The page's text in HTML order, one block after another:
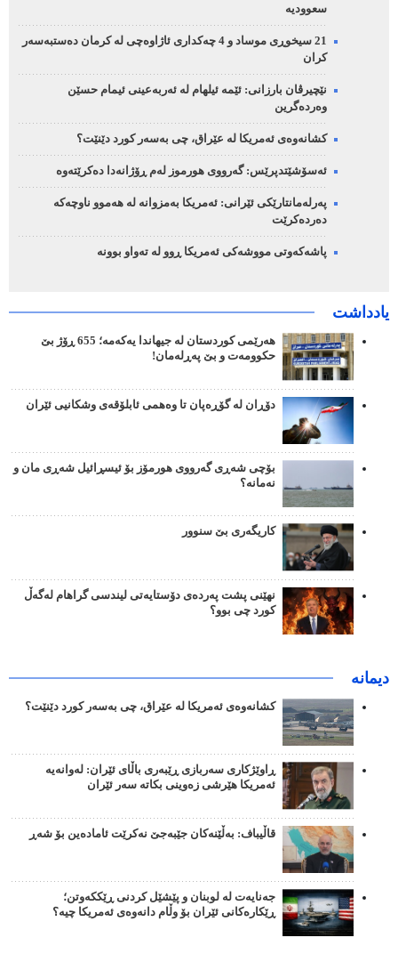
سعوودیە
21 سیخوڕی موساد و 4 چەکداری ئاژاوەچی لە کرمان دەستبەسەر
کران
نێچیرڤان بارزانی: ئێمە ئیلهام لە ئەربەعینی ئیمام حسێن
وەردەگرین
کشانەوەی ئەمریکا لە عێراق، چی بەسەر کورد دێنێت؟
ئەسۆشێتدپرێس: گەرووی هورموز لەم ڕۆژانەدا دەکرێتەوە
پەرلەمانتارێکی ئێرانی: ئەمریکا بەمزوانە لە هەموو ناوچەکە
دەردەکرێت
پاشەکەوتی مووشەکی ئەمریکا ڕوو لە تەواو بوونە
یادداشت
هەرێمی کوردستان لە جیهاندا یەکەمە؛ 655 ڕۆژ بێ
حکوومەت و بێ پەڕلەمان!
دۆڕان لە گۆڕەپان تا وەهمی ئابلۆقەی وشکانیی ئێران
بۆچی شەڕی گەرووی هورمۆز بۆ ئیسڕائیل شەڕی مان و
نەمانە؟
کاریگەری بێ سنوور
نهێنی پشت پەردەی دۆستایەتی لیندسی گراهام لەگەڵ
کورد چی بوو؟
دیمانە
کشانەوەی ئەمریکا لە عێراق، چی بەسەر کورد دێنێت؟
ڕاوێژکاری سەربازی ڕێبەری باڵای ئێران: لەوانەیە
ئەمریکا هێرشی زەوینی بکاتە سەر ئێران
قاڵیباف: بەڵێنەکان جێبەجێ نەکرێت ئامادەین بۆ شەڕ
جەنایەت لە لوبنان و پێشێل کردنی ڕێککەوتن؛
ڕێکارەکانی ئێران بۆ وڵام دانەوەی ئەمریکا چیە؟